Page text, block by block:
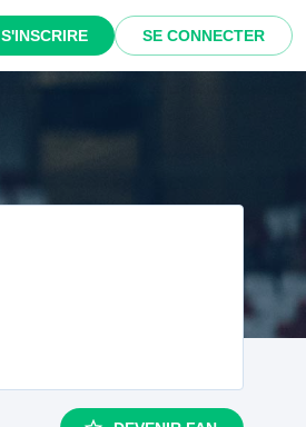
S'INSCRIRE SE CONNECTER